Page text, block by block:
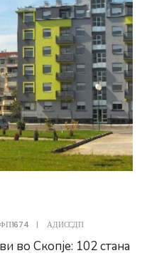
| АДИССДП
во Скопје: 102 стана